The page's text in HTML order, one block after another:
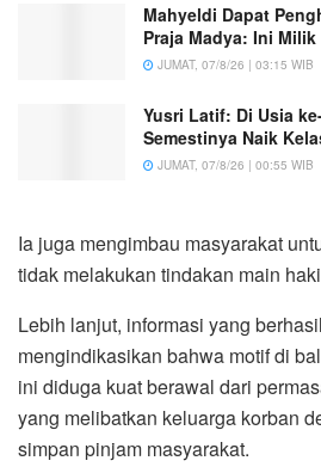
Mahyeldi Dapat
Praja Madya: Ini
JUMAT, 07/8/26 | 03:15 WIB
Yusri Latif: Di Usia
Semestinya Naik
JUMAT, 07/8/26 | 00:55 WIB
Ia juga mengimbau masyarakat
tidak melakukan tindakan main
Lebih lanjut, informasi yang
mengindikasikan bahwa motif di
ini diduga kuat berawal dari
yang melibatkan keluarga korban
simpan pinjam masyarakat.